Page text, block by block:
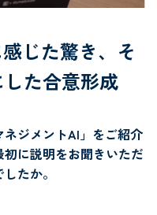
じた驚き、そ
た合意形成
ジメントAI」をご紹介
に説明をお聞きいただ
たか。